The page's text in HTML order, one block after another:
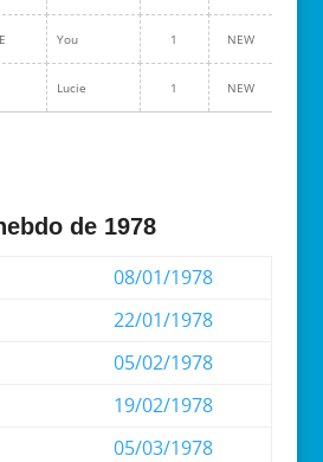
You 1 NEW
Lucie 1 NEW
de 1978
08/01/1978
22/01/1978
05/02/1978
19/02/1978
05/03/1978